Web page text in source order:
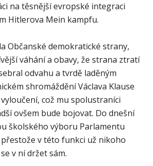
na těsnější evropské integraci
Hitlerova Mein kampfu.
Občanské demokratické strany,
váhání a obavy, že strana ztratí
odvahu a tvrdě laděným
shromáždění Václava Klause
což mu spolustraníci
ovšem bude bojovat. Do dnešní
školského výboru Parlamentu
v této funkci už nikoho
v ní držet sám.